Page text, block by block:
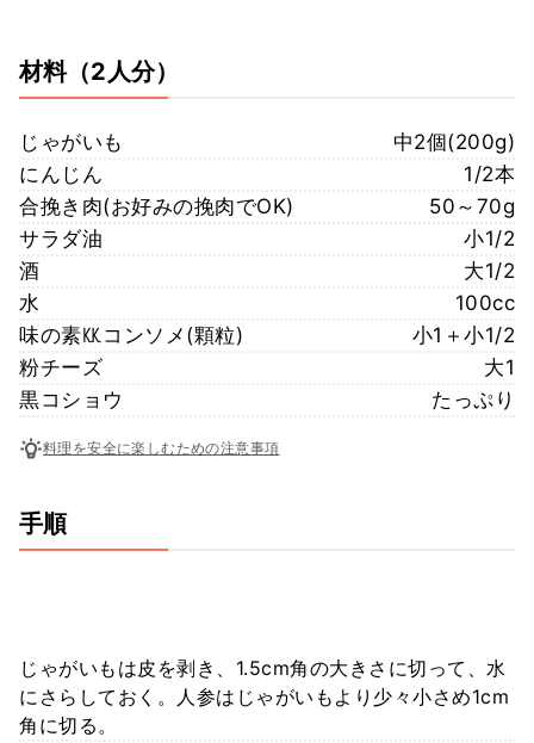
材料（2人分）
じゃがいも
中2個(200g)
にんじん
1/2本
合挽き肉(お好みの挽肉でOK)
50～70g
サラダ油
小1/2
酒
大1/2
水
100cc
味の素㏍コンソメ(顆粒)
小1＋小1/2
粉チーズ
大1
黒コショウ
たっぷり
料理を安全に楽しむための注意事項
手順
じゃがいもは皮を剥き、1.5cm角の大きさに切って、水
にさらしておく。人参はじゃがいもより少々小さめ1cm
角に切る。